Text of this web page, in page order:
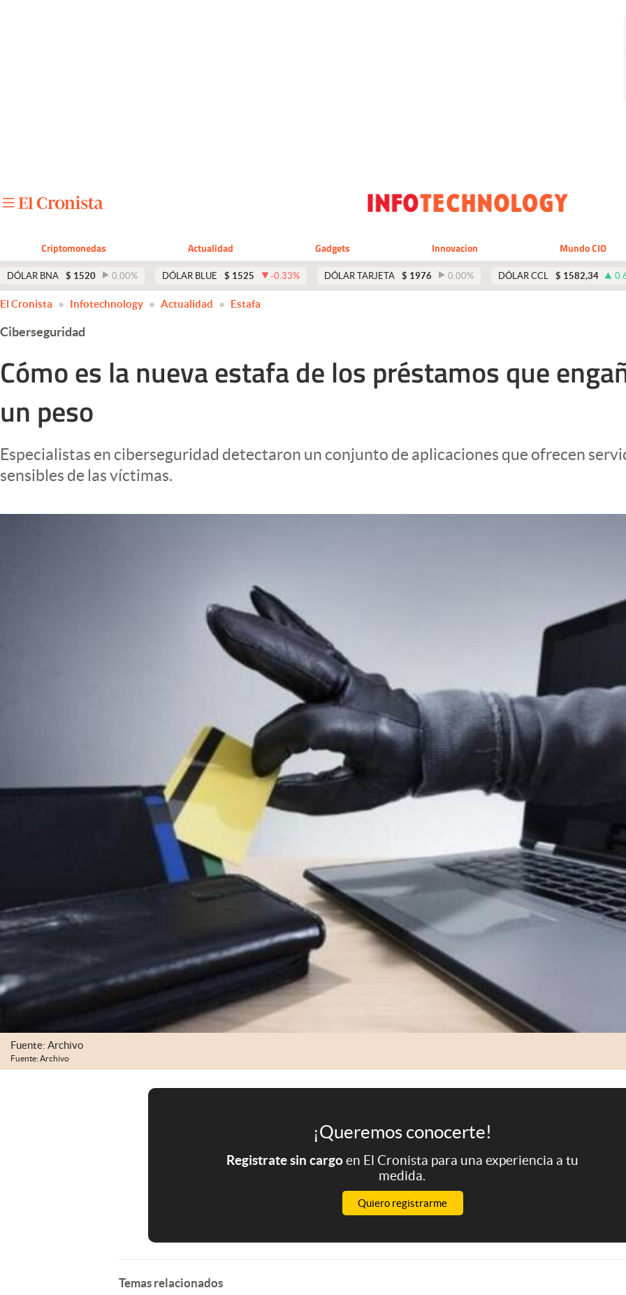
Apertura
Clima
Eventos Corporativos
El Cronista Studio
Mediakit
Criptomonedas Actualidad Gadgets Innovacion Mundo CIO
DÓLAR BNA $ 1520 0.00% DÓLAR BLUE $ 1525 -0.33% DÓLAR TARJETA $ 1976 0.00% DÓLAR CCL $ 1582,34
El Cronista Infotechnology Actualidad Estafa
Ciberseguridad
Cómo es la nueva estafa de los préstamos que
un peso
Especialistas en ciberseguridad detectaron un conjunto de aplicaciones que ofrecen
sensibles de las víctimas.
Fuente: Archivo
Fuente: Archivo
¡Queremos conocerte!
Registrate sin cargoen El Cronista para una experiencia a tu
medida.
Quiero registrarme
Temas relacionados